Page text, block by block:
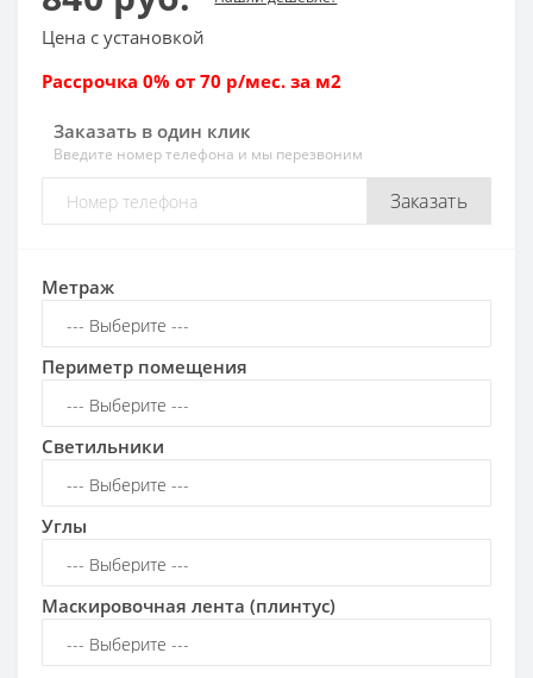
Цена с установкой
Рассрочка 0% от 70 р/мес. за м2
Заказать в один клик
Введите номер телефона и мы перезвоним
Заказать
Метраж
Периметр помещения
Светильники
Углы
Маскировочная лента (плинтус)